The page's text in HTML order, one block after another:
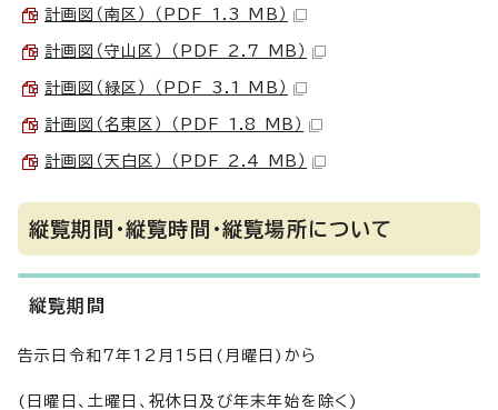
計画図（南区） （PDF 1.3 MB）
計画図（守山区） （PDF 2.7 MB）
計画図（緑区） （PDF 3.1 MB）
計画図（名東区） （PDF 1.8 MB）
計画図（天白区） （PDF 2.4 MB）
縦覧期間・縦覧時間・縦覧場所について
縦覧期間
告示日令和7年12月15日(月曜日)から
(日曜日、土曜日、祝休日及び年末年始を除く)